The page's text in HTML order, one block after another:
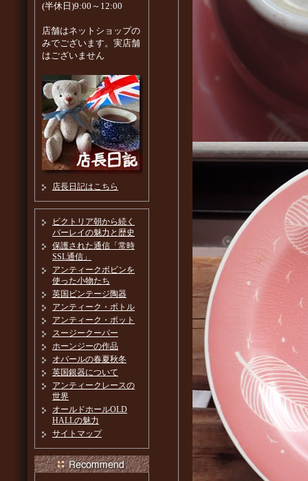
(半休日)9:00～12:00
店舗はネットショップの
みでございます。実店舗
はございません
店長日記はこちら
ビクトリア朝から続く
バーレイの魅力と歴史
保護された通信「常時
SSL通信」
アンティークボビンを
使った小物たち
英国ビンテージ陶器
アンティーク・ボトル
アンティーク・ポット
スージークーパー
ホーンジーの作品
オパールの春夏秋冬
英国銀器について
アンティークレースの
世界
オールドホールOLD
HALLの魅力
サイトマップ